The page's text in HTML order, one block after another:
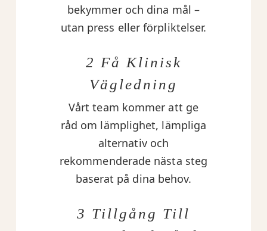
bekymmer och dina mål –
utan press eller förpliktelser.
2 Få Klinisk
Vägledning
Vårt team kommer att ge
råd om lämplighet, lämpliga
alternativ och
rekommenderade nästa steg
baserat på dina behov.
3 Tillgång Till